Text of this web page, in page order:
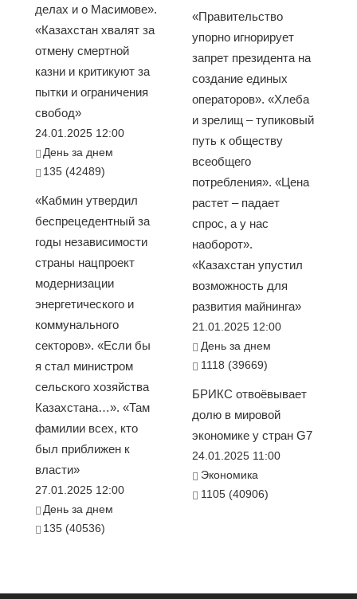
делах и о Масимове».
«Казахстан хвалят за
отмену смертной
казни и критикуют за
пытки и ограничения
свобод»
24.01.2025 12:00
День за днем
135 (42489)
«Кабмин утвердил
беспрецедентный за
годы независимости
страны нацпроект
модернизации
энергетического и
коммунального
секторов». «Если бы
я стал министром
сельского хозяйства
Казахстана…». «Там
фамилии всех, кто
был приближен к
власти»
27.01.2025 12:00
День за днем
135 (40536)
«Правительство
упорно игнорирует
запрет президента на
создание единых
операторов». «Хлеба
и зрелищ – тупиковый
путь к обществу
всеобщего
потребления». «Цена
растет – падает
спрос, а у нас
наоборот».
«Казахстан упустил
возможность для
развития майнинга»
21.01.2025 12:00
День за днем
1118 (39669)
БРИКС отвоёвывает
долю в мировой
экономике у стран G7
24.01.2025 11:00
Экономика
1105 (40906)